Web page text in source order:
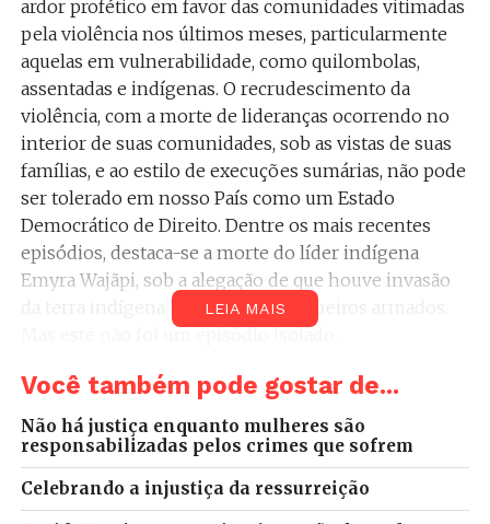
ardor profético em favor das comunidades vitimadas
pela violência nos últimos meses, particularmente
aquelas em vulnerabilidade, como quilombolas,
assentadas e indígenas. O recrudescimento da
violência, com a morte de lideranças ocorrendo no
interior de suas comunidades, sob as vistas de suas
famílias, e ao estilo de execuções sumárias, não pode
ser tolerado em nosso País como um Estado
Democrático de Direito. Dentre os mais recentes
episódios, destaca-se a morte do líder indígena
Emyra Wajãpi, sob a alegação de que houve invasão
da terra indígena Wajãpi por garimpeiros armados.
Mas este não foi um episódio isolado.
Não se pode permitir o retrocesso que, há alguns
comum na vida do povo brasileiro, em disputas por
territórios para exploração de recursos naturais
como minerais preciosos, água ou madeira, entre
LEIA MAIS
Você também pode gostar de...
Não há justiça enquanto mulheres são
responsabilizadas pelos crimes que sofrem
Celebrando a injustiça da ressurreição